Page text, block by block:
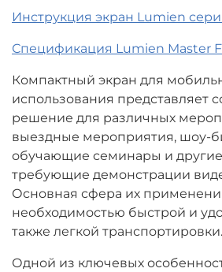
Инструкция экран Lumien
Спецификация Lumien Master
Компактный экран для
использования представляет
решение для различных
выездные мероприятия, шоу-
обучающие семинары и
требующие демонстрации
Основная сфера их
необходимостью быстрой и
также легкой транспортировки.
Одной из ключевых